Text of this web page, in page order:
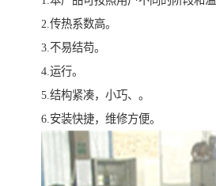
2.传热系数高。
3.不易结苟。
4.运行。
5.结构紧凑，小巧、。
6.安装快捷，维修方便。